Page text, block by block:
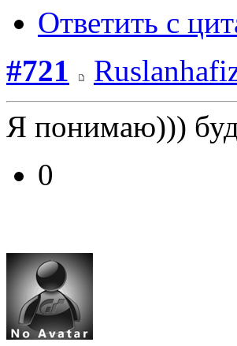
Ответить с
#721
Я понимаю)))
0